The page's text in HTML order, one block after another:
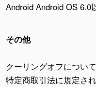
Android Android OS
その他
クーリングオフについて
特定商取引法に規定さ